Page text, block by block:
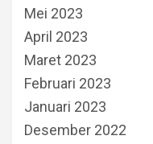
Mei 2023
April 2023
Maret 2023
Februari 2023
Januari 2023
Desember 2022